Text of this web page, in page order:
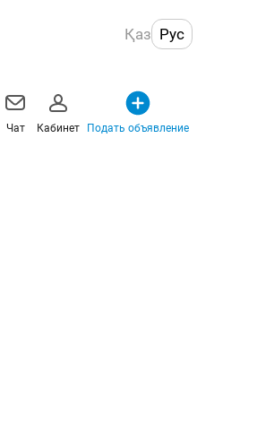
Қаз Рус
Чат Кабинет Подать объявление